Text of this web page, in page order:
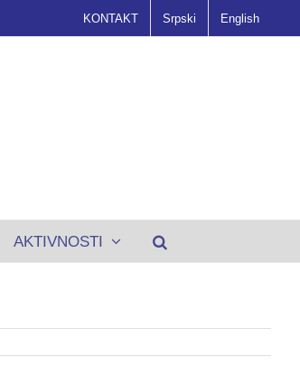
KONTAKT Srpski English
AKTIVNOSTI